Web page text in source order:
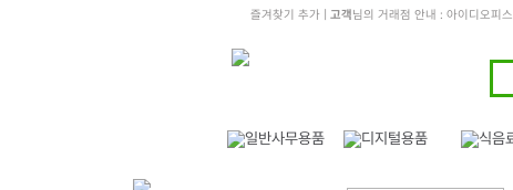
즐겨찾기 추가| 고객님의 거래점 안내 : 아이디오피스